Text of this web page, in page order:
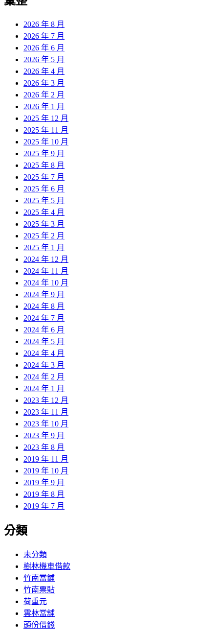
2026 年 8 月
2026 年 7 月
2026 年 6 月
2026 年 5 月
2026 年 4 月
2026 年 3 月
2026 年 2 月
2026 年 1 月
2025 年 12 月
2025 年 11 月
2025 年 10 月
2025 年 9 月
2025 年 8 月
2025 年 7 月
2025 年 6 月
2025 年 5 月
2025 年 4 月
2025 年 3 月
2025 年 2 月
2025 年 1 月
2024 年 12 月
2024 年 11 月
2024 年 10 月
2024 年 9 月
2024 年 8 月
2024 年 7 月
2024 年 6 月
2024 年 5 月
2024 年 4 月
2024 年 3 月
2024 年 2 月
2024 年 1 月
2023 年 12 月
2023 年 11 月
2023 年 10 月
2023 年 9 月
2023 年 8 月
2019 年 11 月
2019 年 10 月
2019 年 9 月
2019 年 8 月
2019 年 7 月
分類
未分類
樹林機車借款
竹南當鋪
竹南票貼
荷重元
雲林當舖
頭份借錢